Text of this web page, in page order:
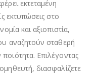
εκτεταμένη
εκτυπώσεις στο
και αξιοπιστία,
αναζητούν σταθερή
Επιλέγοντας
διασφαλίζετε